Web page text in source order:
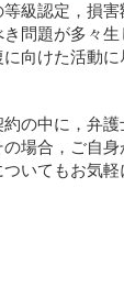
級認定，損
問題が多々
向けた活動に
の中に，弁
場合，ご自
いてもお気軽